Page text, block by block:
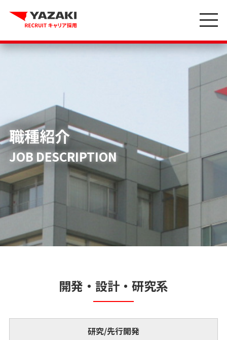
職種紹介
JOB DESCRIPTION
開発・設計・研究系
研究/先行開発